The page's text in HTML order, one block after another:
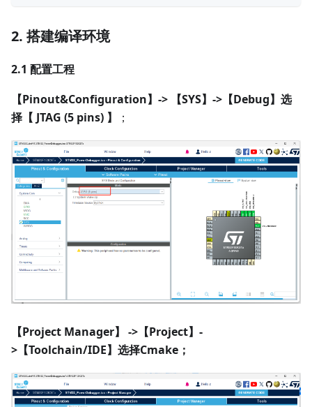
2. 搭建编译环境
2.1 配置工程
【Pinout&Configuration】-> 【SYS】->【Debug】选
择【 JTAG (5 pins) 】
；
【Project Manager】 ->【Project】-
>【Toolchain/IDE】选择Cmake；